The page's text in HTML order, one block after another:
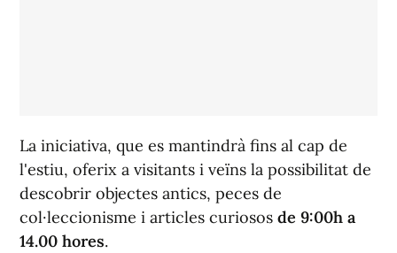
La iniciativa, que es mantindrà fins al cap de
l'estiu, oferix a visitants i veïns la possibilitat de
descobrir objectes antics, peces de
col·leccionisme i articles curiosos de 9:00h a
14.00 hores.